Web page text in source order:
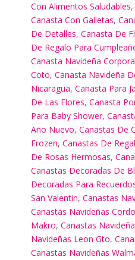
Con Alimentos Saludables,
Canasta Con Galletas,
De Detalles, Canasta De
De Regalo Para
Canasta Navideña
Coto, Canasta Navideña
Nicaragua, Canasta Para
De Las Flores, Canasta
Para Baby Shower,
Año Nuevo, Canastas De
Frozen, Canastas De
De Rosas Hermosas,
Canastas Decoradas De
Decoradas Para
San Valentin, Canastas
Canastas Navideñas
Makro, Canastas
Navideñas Leon Gto,
Canastas Navideñas